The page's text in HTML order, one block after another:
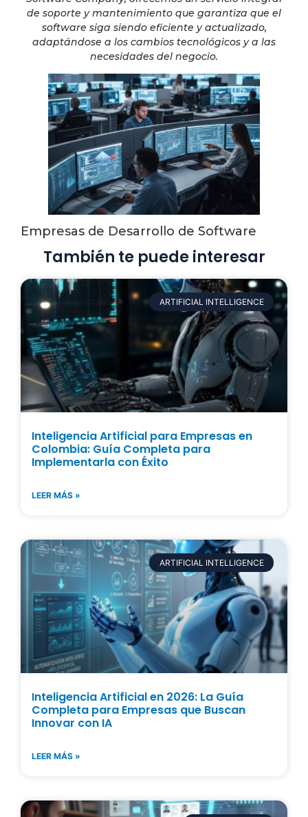
de soporte y mantenimiento que garantiza que el
software siga siendo eficiente y actualizado,
adaptándose a los cambios tecnológicos y a las
necesidades del negocio.
Empresas de Desarrollo de Software
También te puede interesar
ARTIFICIAL INTELLIGENCE
Inteligencia Artificial para Empresas en
Colombia: Guía Completa para
Implementarla con Éxito
LEER MÁS »
ARTIFICIAL INTELLIGENCE
Inteligencia Artificial en 2026: La Guía
Completa para Empresas que Buscan
Innovar con IA
LEER MÁS »